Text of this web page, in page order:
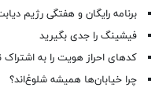
برنامه رایگان و هفتگی رژیم
فیشینگ را جدی بگیرید
کدهای احراز هویت را به اشتراک
چرا خیابان‌ها همیشه شلوغ‌اند؟